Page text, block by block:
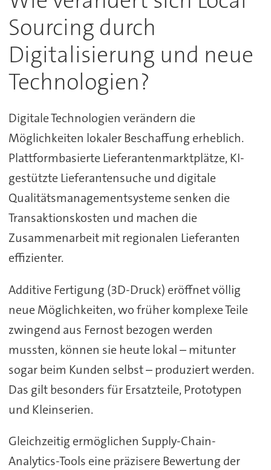
Sourcing durch
Digitalisierung und neue
Technologien?
Digitale Technologien verändern die
Möglichkeiten lokaler Beschaffung erheblich.
Plattformbasierte Lieferantenmarktplätze, KI-
gestützte Lieferantensuche und digitale
Qualitätsmanagementsysteme senken die
Transaktionskosten und machen die
Zusammenarbeit mit regionalen Lieferanten
effizienter.
Additive Fertigung (3D-Druck) eröffnet völlig
neue Möglichkeiten, wo früher komplexe Teile
zwingend aus Fernost bezogen werden
mussten, können sie heute lokal – mitunter
sogar beim Kunden selbst – produziert werden.
Das gilt besonders für Ersatzteile, Prototypen
und Kleinserien.
Gleichzeitig ermöglichen Supply-Chain-
Analytics-Tools eine präzisere Bewertung der